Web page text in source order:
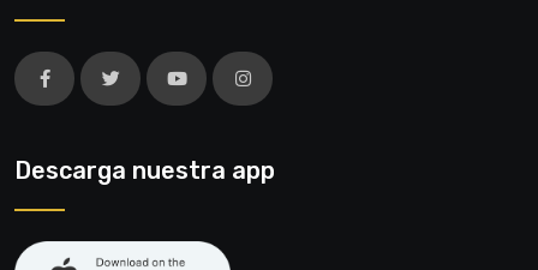
Descarga nuestra app